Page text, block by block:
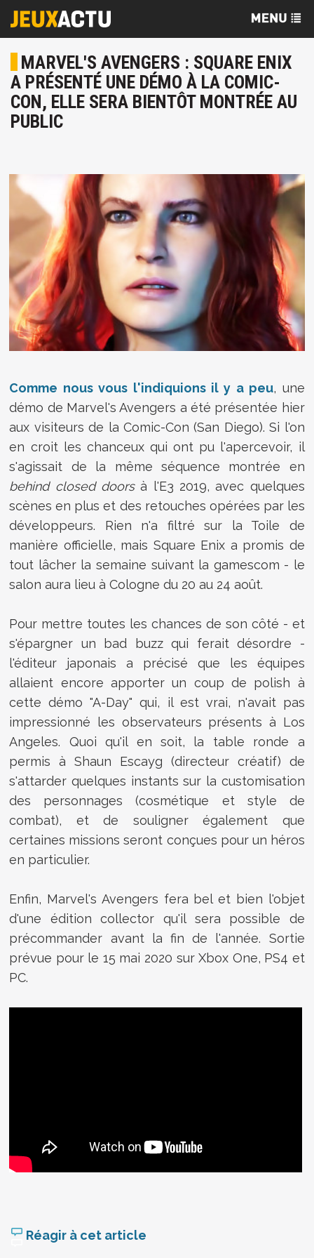
MARVEL'S AVENGERS : SQUARE ENIX
A PRÉSENTÉ UNE DÉMO À LA COMIC-
CON, ELLE SERA BIENTÔT MONTRÉE AU
PUBLIC
Comme nous vous l'indiquions il y a peu, une
démo de Marvel's Avengers a été présentée hier
aux visiteurs de la Comic-Con (San Diego). Si l'on
en croit les chanceux qui ont pu l'apercevoir, il
s'agissait de la même séquence montrée en
behind closed doorsà l'E3 2019, avec quelques
scènes en plus et des retouches opérées par les
développeurs. Rien n'a filtré sur la Toile de
manière officielle, mais Square Enix a promis de
tout lâcher la semaine suivant la gamescom - le
salon aura lieu à Cologne du 20 au 24 août.
Pour mettre toutes les chances de son côté - et
s'épargner un bad buzz qui ferait désordre -
l'éditeur japonais a précisé que les équipes
allaient encore apporter un coup de polish à
cette démo "A-Day" qui, il est vrai, n'avait pas
impressionné les observateurs présents à Los
Angeles. Quoi qu'il en soit, la table ronde a
permis àShaun Escayg (directeur créatif) de
s'attarder quelques instants sur la customisation
des personnages (cosmétique et style de
combat), et de souligner également que
certaines missions seront conçues pour un héros
en particulier.
Enfin, Marvel's Avengers fera bel et bien l'objet
d'une édition collector qu'il sera possible de
précommander avant la fin de l'année. Sortie
prévue pour le 15 mai 2020 sur Xbox One, PS4 et
PC.
Réagir à cet article